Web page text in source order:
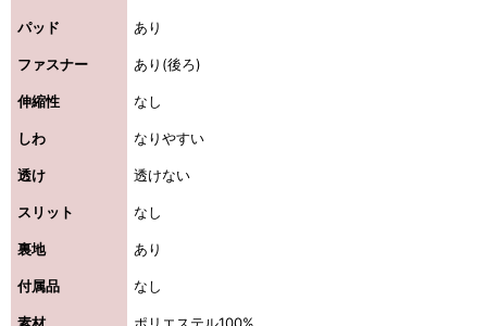
パッド あり
ファスナー あり(後ろ)
伸縮性 なし
しわ なりやすい
透け 透けない
スリット なし
裏地 あり
付属品 なし